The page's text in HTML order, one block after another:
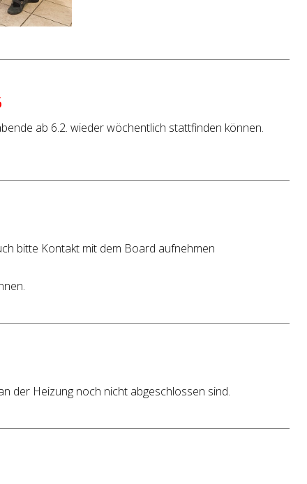
ab 6.2. wieder wöchentlich stattfinden können.
bitte Kontakt mit dem Board aufnehmen
der Heizung noch nicht abgeschlossen sind.